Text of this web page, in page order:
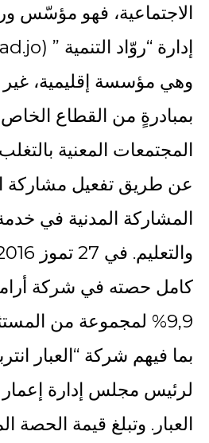
الاجتماعية، فهو مؤسّس
وهي مؤسسة إقليمية، غير
بمبادرةٍ من القطاع
المجتمعات المعنية
عن طريق تفعيل مشاركة
المشاركة المدنية في
كامل حصته في شركة
9,9% لمجموعة من
بما فيهم شركة “العبار
لرئيس مجلس إدارة إعمار